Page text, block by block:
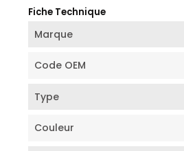
Fiche Technique
Marque
Code OEM
Type
Couleur